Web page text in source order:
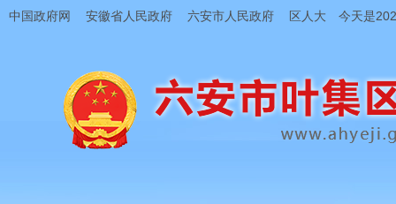
中国政府网 安徽省人民政府 六安市人民政府 区人大 今天是